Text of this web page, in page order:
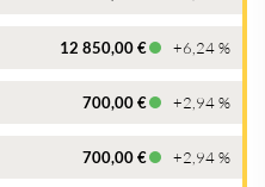
12 850,00 € +6,24 %
700,00 € +2,94 %
700,00 € +2,94 %